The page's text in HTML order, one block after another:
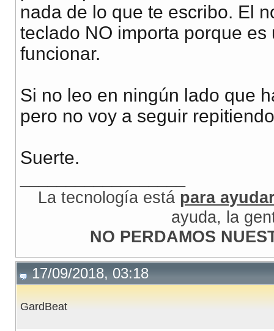
nada de lo que te escribo. El
teclado NO importa porque
funcionar.
Si no leo en ningún lado que
pero no voy a seguir
Suerte.
La tecnología está para
ayuda, la
NO PERDAMOS
17/09/2018, 03:18
GardBeat